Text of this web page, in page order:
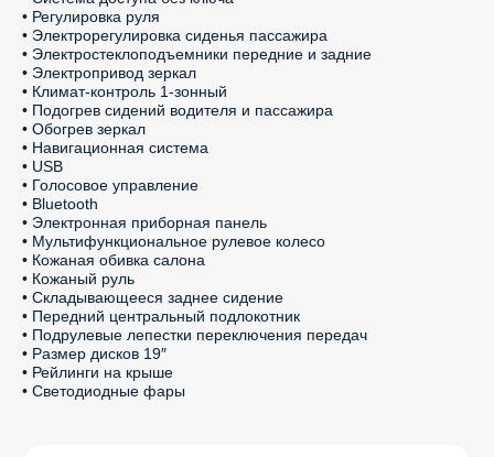
• Регулировка руля
• Электрорегулировка сиденья пассажира
• Электростеклоподъемники передние и задние
• Электропривод зеркал
• Климат-контроль 1-зонный
• Подогрев сидений водителя и пассажира
• Обогрев зеркал
• Навигационная система
• USB
• Голосовое управление
• Bluetooth
• Электронная приборная панель
• Мультифункциональное рулевое колесо
• Кожаная обивка салона
• Кожаный руль
• Складывающееся заднее сидение
• Передний центральный подлокотник
• Подрулевые лепестки переключения передач
• Размер дисков 19″
• Рейлинги на крыше
• Светодиодные фары